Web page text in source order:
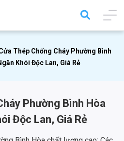
Thép Chống Cháy Phường Bình
Khói Độc Lan, Giá Rẻ
Phường Bình Hòa
Độc Lan, Giá Rẻ